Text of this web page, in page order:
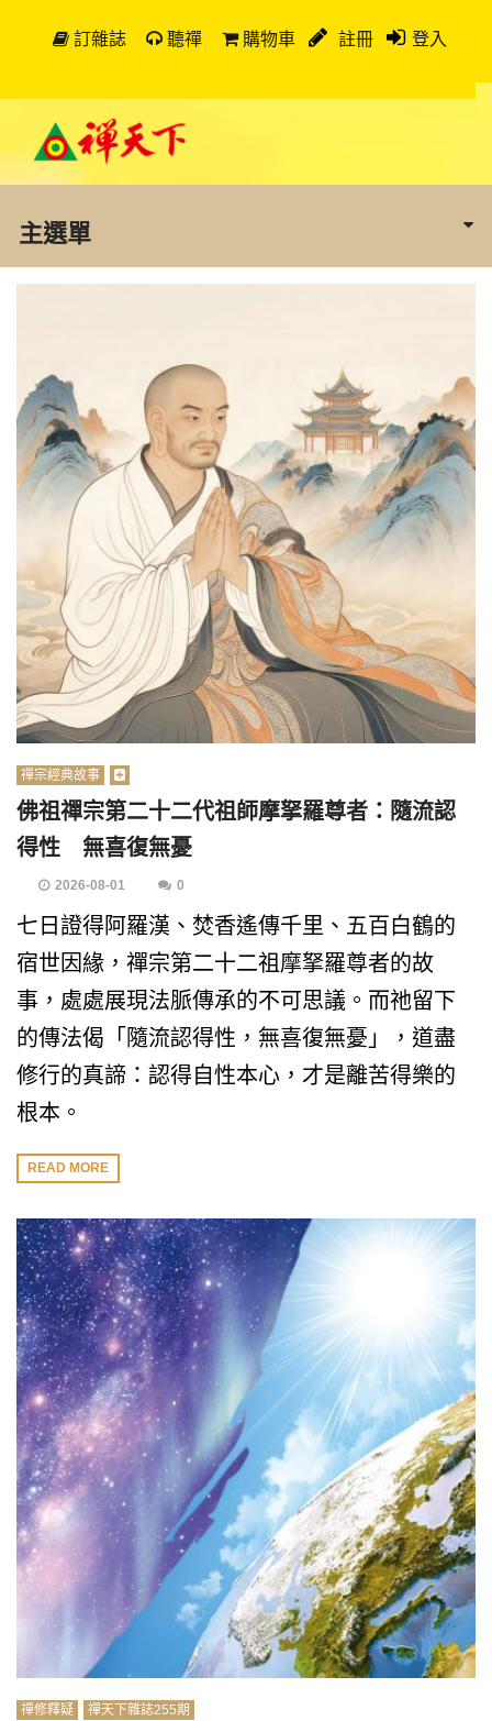
訂雜誌 聽禪 購物車 註冊 登入
主選單
禪宗經典故事
佛祖禪宗第二十二代祖師摩拏羅尊者：隨流認
得性 無喜復無憂
2026-08-01 0
七日證得阿羅漢、焚香遙傳千里、五百白鶴的
宿世因緣，禪宗第二十二祖摩拏羅尊者的故
事，處處展現法脈傳承的不可思議。而祂留下
的傳法偈「隨流認得性，無喜復無憂」，道盡
修行的真諦：認得自性本心，才是離苦得樂的
根本。
READ MORE
禪修釋疑 禪天下雜誌255期